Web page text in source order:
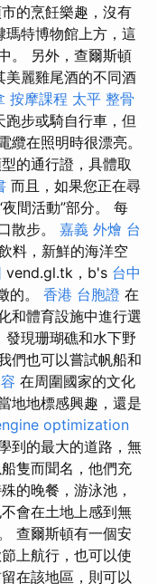
的烹飪樂趣，沒有
瑪特博物館上方，這
。 另外，查爾斯頓
美麗雞尾酒的不同酒
按摩課程 太平 整骨
步或騎自行車，但
在照明時很漂亮。
的通行證，具體取
而且，如果您正在尋
間活動”部分。 每
散步。 嘉義 外燴 台
料，新鮮的海洋空
vend.gl.tk，b's 台中
的。 香港 台胞證 在
和體育設施中進行選
發現珊瑚礁和水下野
們也可以嘗試帆船和
在周圍國家的文化
地地標感興趣，還是
optimization
到的最大的道路，無
隻而聞名，他們充
的晚餐，游泳池，
會在土地上感到無
查爾斯頓有一個安
上航行，也可以使
在該地區，則可以